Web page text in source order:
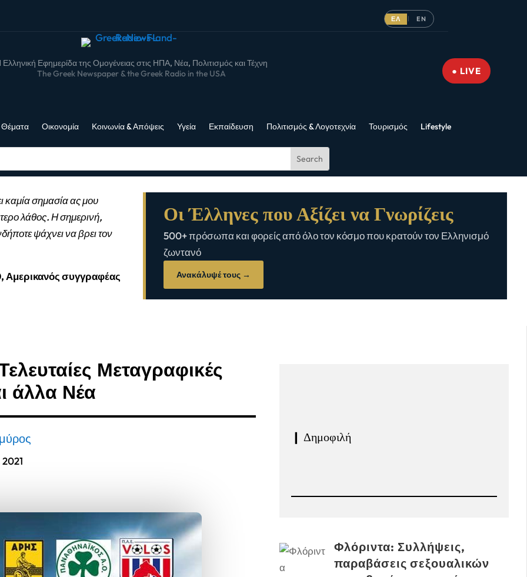
ΕΛ | EN
Ελληνική Εφημερίδα της Ομογένειας στις ΗΠΑ, Νέα, Πολιτισμός και Τέχνη
The Greek Newspaper & the Greek Radio in the USA
● LIVE
Θέματα Οικονομία Κοινωνία & Απόψεις Υγεία Εκπαίδευση Πολιτισμός & Λογοτεχνία Τουρισμός Lifestyle
καμία σημασία ας μου
λάθος. Η σημερινή,
ψάχνει να βρει τον
Αμερικανός συγγραφέας
Οι Έλληνες που Αξίζει να Γνωρίζεις
500+ πρόσωπα και φορείς από όλο τον κόσμο που κρατούν τον Ελληνισμό
ζωντανό
Ανακάλυψέ τους →
Μεταγραφικές
άλλα Νέα
2021
❙ Δημοφιλή
Φλόριντα: Συλλήψεις,
παραβάσεις σεξουαλικών